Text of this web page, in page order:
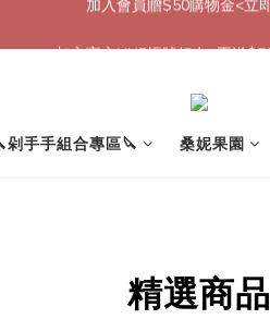
剁手手組合專區🔪 桑妮果園
精選商品